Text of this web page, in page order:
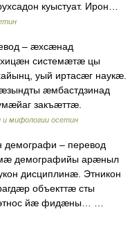
куыстуат. Ирон…
– æхсæнад
системæтæ цы
уый иртасæг наукæ.
æмбастдзинад
закъæттæ.
и мифологии осетин
– перевод
демографийы арæныл
дисциплинæ. Этникон
объекттæ сты
этнос йæ фидæны… …